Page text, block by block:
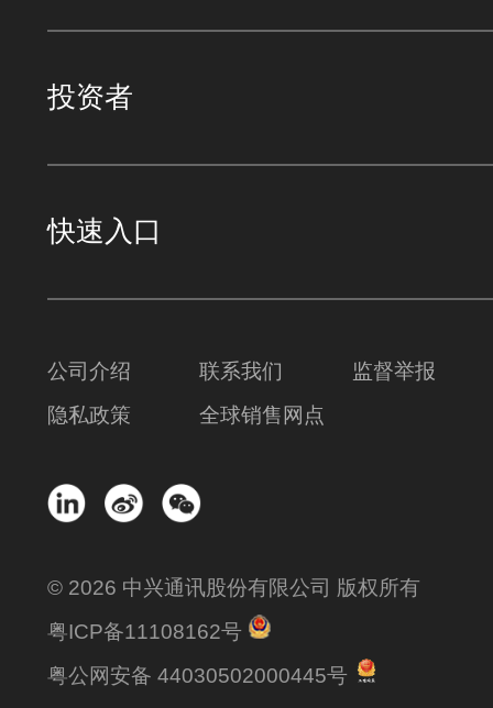
投资者
快速入口
公司介绍 联系我们
监督举报
隐私政策
全球销售网点
© 2026 中兴通讯股份有限公司 版权所有
粤ICP备11108162号
粤公网安备 44030502000445号